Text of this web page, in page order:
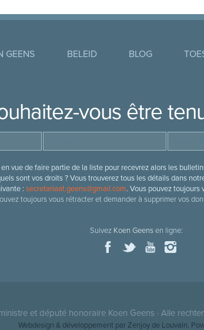
GEENS BELEID BLOG
vous être
vue de faire partie de la liste pour recevrez alors les
sont vos droits ? Vous trouverez tous les détails dans
: secretariaat.geens@gmail.com. Vous pouvez toujours
toujours vous rétracter et demander à supprimer vos
Suivez Koen Geensen ligne:
et député honoraire Koen Geens · Alle
Webdesign & développement par Zenjoy de Louvain.